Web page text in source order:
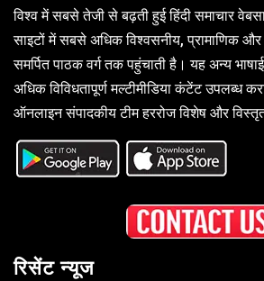
विश्व में सबसे तेजी से बढ़ती हुई हिंदी समाचार
साइटों में सबसे अधिक विश्वसनीय, प्रामाणिक और
समर्पित पाठक वर्ग तक पहुंचाती है। यह अन्य
अधिक विविधतापूर्ण मल्टीमीडिया कंटेंट उपलब्ध
ऑनलाइन संपादकीय टीम हररोज विशेष और
रिसेंट न्यूज